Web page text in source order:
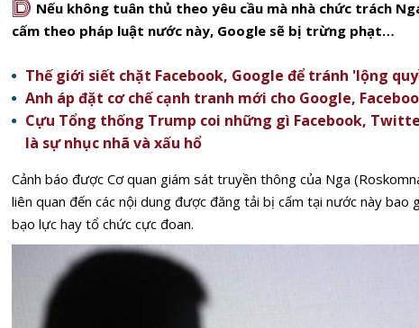
D Nếu không tuân thủ theo yêu cầu mà nhà chức trách
cấm theo pháp luật nước này, Google sẽ bị trừng phạt…
Thế giới siết chặt Facebook, Google để tránh 'lộng
Anh áp đặt cơ chế cạnh tranh mới cho Google,
Cựu Tổng thống Trump coi những gì Facebook,
là sự nhục nhã và xấu hổ
Cảnh báo được Cơ quan giám sát truyền thông của Nga
liên quan đến các nội dung được đăng tải bị cấm tại nước này
bạo lực hay tổ chức cực đoan.